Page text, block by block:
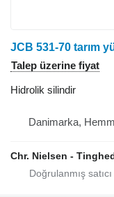
JCB 531-70 tarım
Talep üzerine fiyat
Hidrolik silindir
Danimarka,
Chr. Nielsen -